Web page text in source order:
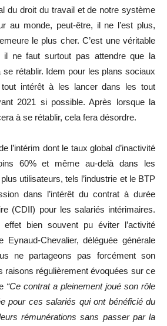
du droit du travail et de notre système
au monde, peut-être, il ne l’est plus,
le plus cher. C’est une véritable
ne faut surtout pas attendre que la
rétablir. Idem pour les plans sociaux
intérêt à les lancer dans les tout
2021 si possible. Après lorsque la
à se rétablir, cela fera désordre.
l’intérim dont le taux global d’inactivité
60% et même au-delà dans les
utilisateurs, tels l’industrie et le BTP
dans l’intérêt du contrat à durée
(CDII) pour les salariés intérimaires.
bien souvent pu éviter l’activité
Eynaud-Chevalier, déléguée générale
ne partageons pas forcément son
raisons régulièrement évoquées sur ce
“Ce contrat a pleinement joué son rôle
pour ces salariés qui ont bénéficié du
rémunérations sans passer par la